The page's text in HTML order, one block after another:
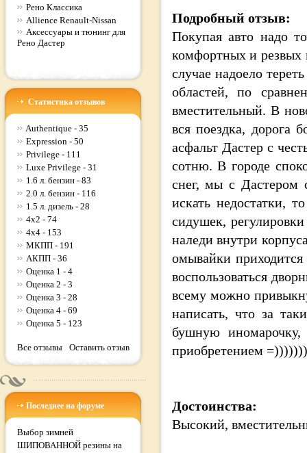
Рено Классика
Allience Renault-Nissan
Аксессуары и тюнинг для
Рено Дастер
Статистика отзывов
Authentique - 35
Expression - 50
Privilege - 111
Luxe Privilege - 31
1.6 л. бензин - 83
2.0 л. бензин - 116
1.5 л. дизель - 28
4x2 - 74
4x4 - 153
МКПП - 191
АКПП - 36
Оценка 1 - 4
Оценка 2 - 3
Оценка 3 - 28
Оценка 4 - 69
Оценка 5 - 123
Все отзывы Оставить отзыв
Последнее на форуме
Выбор зимней
ШИПОВАННОЙ резины на
Подробный отзыв:
Покупая авто надо
комфортных и резвых
случае надоело
областей, по
вместительный. В
вся поездка, дорога
асфальт Дастер с
сотню. В городе
снег, мы с Дастером
искать недостатки,
сидушек,
наледи внутри
омывайки приходится
воспользоваться
всему можно
написать, что за
бушную
приобретением =)))))))
Достоинства:
Высокий,